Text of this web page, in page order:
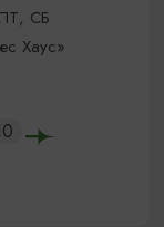
СБ
Хаус»